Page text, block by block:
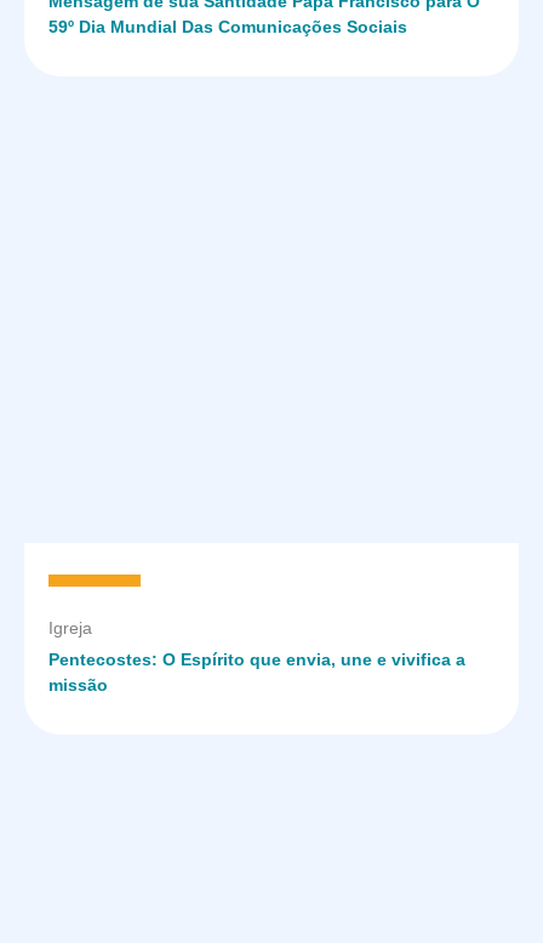
59º Dia Mundial Das Comunicações Sociais
Igreja
Pentecostes: O Espírito que envia, une e vivifica a
missão